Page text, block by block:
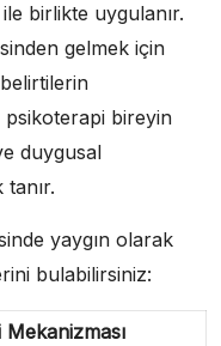
ile birlikte uygulanır.
gelmek için
psikoterapi bireyin
duygusal
yaygın olarak
bulabilirsiniz:
Mekanizması